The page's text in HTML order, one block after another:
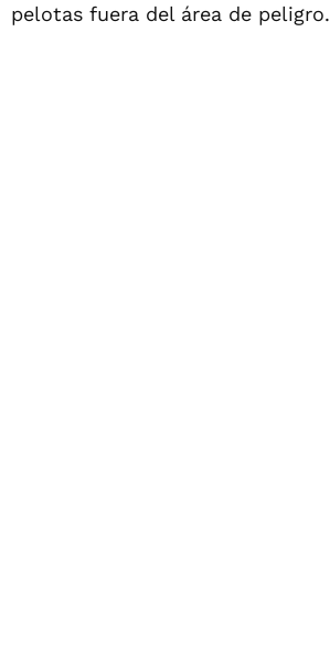
pelotas fuera del área de peligro.